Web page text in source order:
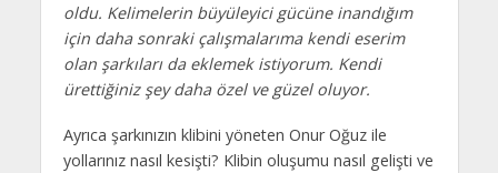
oldu. Kelimelerin büyüleyici gücüne inandığım
için daha sonraki çalışmalarıma kendi eserim
olan şarkıları da eklemek istiyorum. Kendi
ürettiğiniz şey daha özel ve güzel oluyor.
Ayrıca şarkınızın klibini yöneten Onur Oğuz ile
yollarınız nasıl kesişti? Klibin oluşumu nasıl gelişti ve